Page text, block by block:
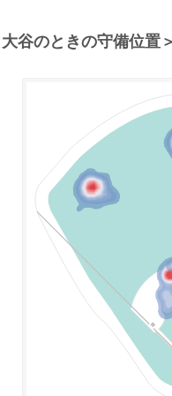
谷のときの守備位置